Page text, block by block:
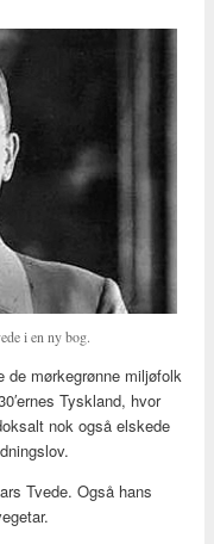
i en ny bog.
de mørkegrønne miljøfolk
Tyskland, hvor
nok også elskede
Tvede. Også hans